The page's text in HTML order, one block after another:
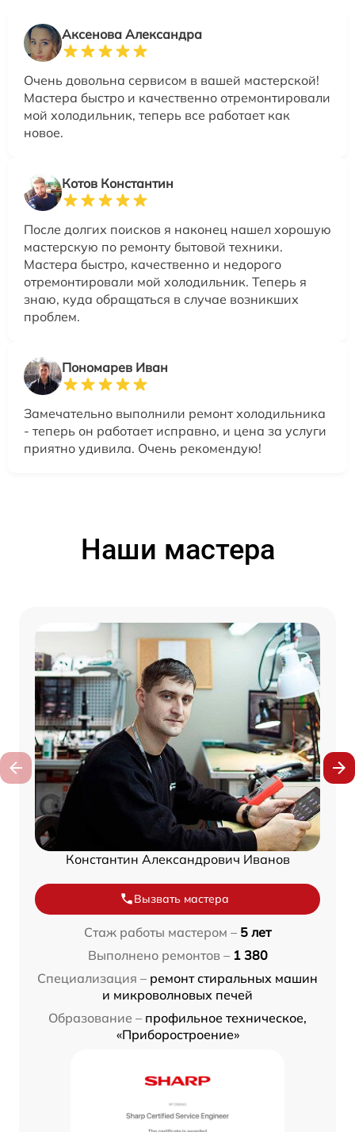
Аксенова Александра
Очень довольна сервисом в вашей мастерской!
Мастера быстро и качественно отремонтировали
мой холодильник, теперь все работает как
новое.
Котов Константин
После долгих поисков я наконец нашел хорошую
мастерскую по ремонту бытовой техники.
Мастера быстро, качественно и недорого
отремонтировали мой холодильник. Теперь я
знаю, куда обращаться в случае возникших
проблем.
Пономарев Иван
Замечательно выполнили ремонт холодильника
- теперь он работает исправно, и цена за услуги
приятно удивила. Очень рекомендую!
Наши мастера
Константин Александрович Иванов
Вызвать мастера
Стаж работы мастером – 5 лет
Выполнено ремонтов – 1 380
Специализация – ремонт стиральных машин
и микроволновых печей
Образование – профильное техническое,
«Приборостроение»